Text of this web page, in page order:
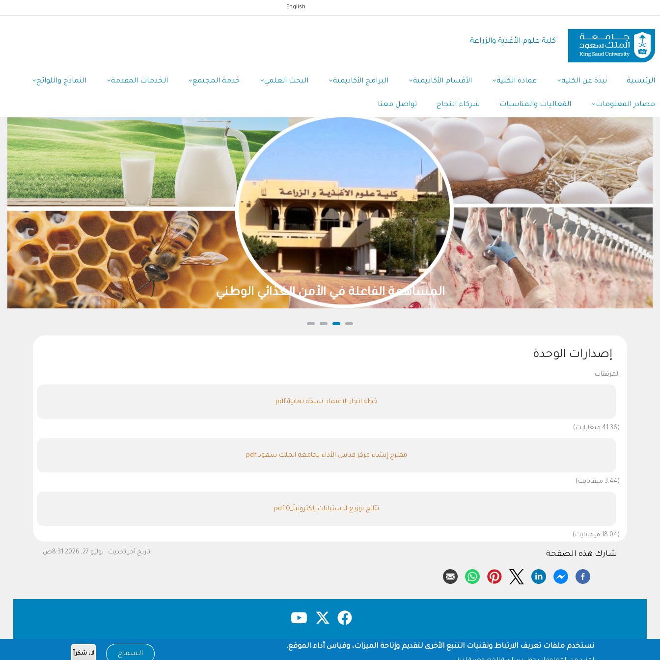
المحتوى
الرئيسي
English
كلية علوم الأغذية والزراعة
Navigation
الرئيسية نبذة عن الكلية عمادة الكلية الأقسام الأكاديمية البرامج الأكاديمية البحث العلمي خدمة المجتمع الخدمات المقدمة النماذج واللوائح
مصادر المعلومات الفعاليات والمناسبات شركاء النجاح تواصل معنا
تنمية الموارد الطبيعية واستدامتها
إصدارات الوحدة
المرفقات
خطة انجاز الاعتماد نسخة نهائية.pdf
(41.36 ميغابايت)
مقترح إنشاء مركز قياس الأداء بجامعة الملك سعود.pdf
(3.44 ميغابايت)
نتائج توزيع الاستبانات إلكترونياً_0.pdf
(18.04 ميغابايت)
تاريخ آخر تحديث : يوليو 27, 2026 8:31ص شارك هذه الصفحة
Footer حقوق النشر سياسة الخصوصية
شروط الاستخدامنستخدم ملفات تعريف الارتباط وتقنيات التتبع الأخرى لتقديم وإتاحة الميزات، وقياس أداء الموقع.
السماح لا، شكراً